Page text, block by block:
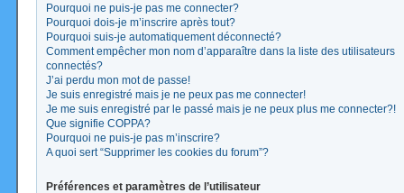
Pourquoi ne puis-je pas me connecter?
Pourquoi dois-je m’inscrire après tout?
Pourquoi suis-je automatiquement déconnecté?
Comment empêcher mon nom d’apparaître dans la liste des utilisateurs
connectés?
J’ai perdu mon mot de passe!
Je suis enregistré mais je ne peux pas me connecter!
Je me suis enregistré par le passé mais je ne peux plus me connecter?!
Que signifie COPPA?
Pourquoi ne puis-je pas m’inscrire?
A quoi sert “Supprimer les cookies du forum”?
Préférences et paramètres de l’utilisateur